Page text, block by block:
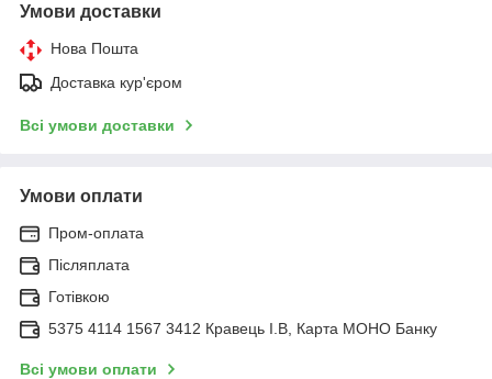
Умови доставки
Нова Пошта
Доставка кур'єром
Всі умови доставки
Умови оплати
Пром-оплата
Післяплата
Готівкою
5375 4114 1567 3412 Кравець І.В, Карта МОНО Банку
Всі умови оплати